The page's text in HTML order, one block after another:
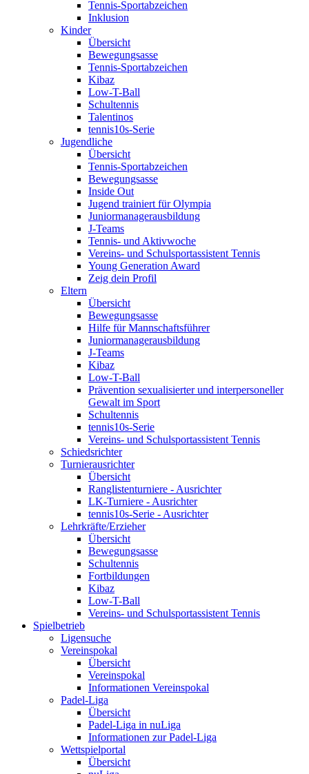
Tennis-Sportabzeichen
Inklusion
Kinder
Übersicht
Bewegungsasse
Tennis-Sportabzeichen
Kibaz
Low-T-Ball
Schultennis
Talentinos
tennis10s-Serie
Jugendliche
Übersicht
Tennis-Sportabzeichen
Bewegungsasse
Inside Out
Jugend trainiert für Olympia
Juniormanagerausbildung
J-Teams
Tennis- und Aktivwoche
Vereins- und Schulsportassistent Tennis
Young Generation Award
Zeig dein Profil
Eltern
Übersicht
Bewegungsasse
Hilfe für Mannschaftsführer
Juniormanagerausbildung
J-Teams
Kibaz
Low-T-Ball
Prävention sexualisierter und interpersoneller
Gewalt im Sport
Schultennis
tennis10s-Serie
Vereins- und Schulsportassistent Tennis
Schiedsrichter
Turnierausrichter
Übersicht
Ranglistenturniere - Ausrichter
LK-Turniere - Ausrichter
tennis10s-Serie - Ausrichter
Lehrkräfte/Erzieher
Übersicht
Bewegungsasse
Schultennis
Fortbildungen
Kibaz
Low-T-Ball
Vereins- und Schulsportassistent Tennis
Spielbetrieb
Ligensuche
Vereinspokal
Übersicht
Vereinspokal
Informationen Vereinspokal
Padel-Liga
Übersicht
Padel-Liga in nuLiga
Informationen zur Padel-Liga
Wettspielportal
Übersicht